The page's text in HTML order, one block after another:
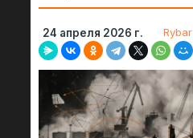
24 апреля 2026 г. Rybar